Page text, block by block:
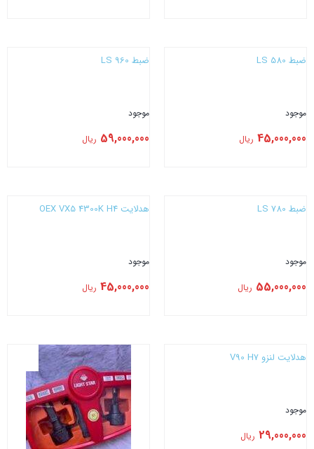
ضبط LS 580
موجود
45,000,000 ریال
ضبط LS 960
موجود
59,000,000 ریال
ضبط LS 780
موجود
55,000,000 ریال
هدلایت CONOEX VX5 4300K H4
موجود
45,000,000 ریال
هدلایت لنزو V90 H7
موجود
29,000,000 ریال